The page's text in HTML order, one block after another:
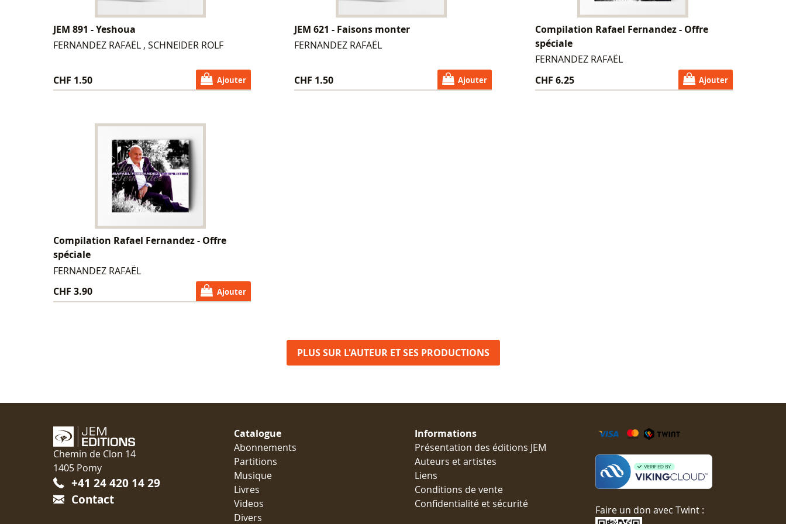
JEM 891 - Yeshoua
FERNANDEZ RAFAËL , SCHNEIDER ROLF
CHF 1.50 Ajouter
JEM 621 - Faisons monter
FERNANDEZ RAFAËL
CHF 1.50 Ajouter
Compilation Rafael Fernandez - Offre
spéciale
FERNANDEZ RAFAËL
CHF 6.25
Ajouter
Compilation Rafael Fernandez - Offre
spéciale
FERNANDEZ RAFAËL
CHF 3.90
Ajouter
PLUS SUR L'AUTEUR ET SES PRODUCTIONS
Chemin de Clon 14
1405 Pomy
+41 24 420 14 29
Contact
Catalogue
Abonnements
Partitions
Musique
Livres
Videos
Divers
Informations
Présentation des éditions JEM
Auteurs et artistes
Liens
Conditions de vente
Confidentialité et sécurité
Faire un don avec Twint :